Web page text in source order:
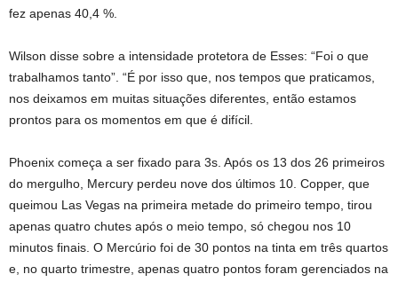
fez apenas 40,4 %.
Wilson disse sobre a intensidade protetora de Esses: “Foi o que
trabalhamos tanto”. “É por isso que, nos tempos que praticamos,
nos deixamos em muitas situações diferentes, então estamos
prontos para os momentos em que é difícil.
Phoenix começa a ser fixado para 3s. Após os 13 dos 26 primeiros
do mergulho, Mercury perdeu nove dos últimos 10. Copper, que
queimou Las Vegas na primeira metade do primeiro tempo, tirou
apenas quatro chutes após o meio tempo, só chegou nos 10
minutos finais. O Mercúrio foi de 30 pontos na tinta em três quartos
e, no quarto trimestre, apenas quatro pontos foram gerenciados na